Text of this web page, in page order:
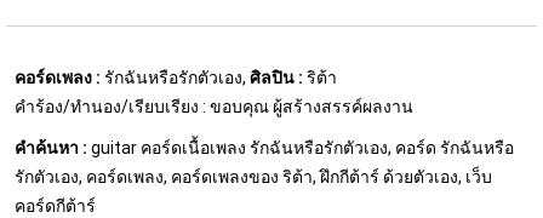
คอร์ดเพลง : รักฉันหรือรักตัวเอง, ศิลปิน : ริต้า
คำร้อง/ทำนอง/เรียบเรียง : ขอบคุณ ผู้สร้างสรรค์ผลงาน
คำค้นหา : guitar คอร์ดเนื้อเพลง รักฉันหรือรักตัวเอง, คอร์ด รักฉันหรือ
รักตัวเอง, คอร์ดเพลง, คอร์ดเพลงของ ริต้า, ฝึกกีต้าร์ ด้วยตัวเอง, เว็บ
คอร์ดกีต้าร์